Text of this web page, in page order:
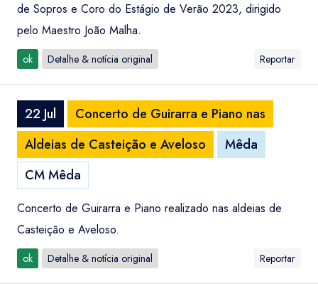
de Sopros e Coro do Estágio de Verão 2023, dirigido
pelo Maestro João Malha.
ok Detalhe & notícia original Reportar
22 Jul
Concerto de Guirarra e Piano nas
Aldeias de Casteição e Aveloso
Mêda
CM Mêda
Concerto de Guirarra e Piano realizado nas aldeias de
Casteição e Aveloso.
ok Detalhe & notícia original Reportar